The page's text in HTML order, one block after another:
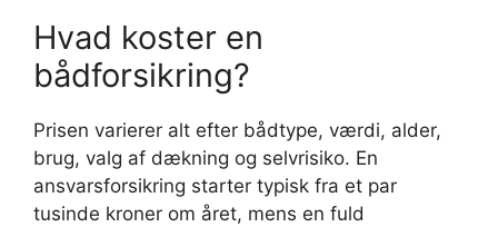
Hvad koster en
bådforsikring?
Prisen varierer alt efter bådtype, værdi, alder,
brug, valg af dækning og selvrisiko. En
ansvarsforsikring starter typisk fra et par
tusinde kroner om året, mens en fuld